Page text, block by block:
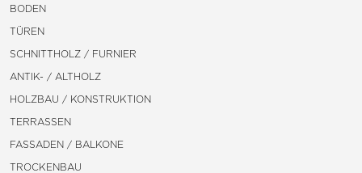
BODEN
TÜREN
SCHNITTHOLZ / FURNIER
ANTIK- / ALTHOLZ
HOLZBAU / KONSTRUKTION
TERRASSEN
FASSADEN / BALKONE
TROCKENBAU